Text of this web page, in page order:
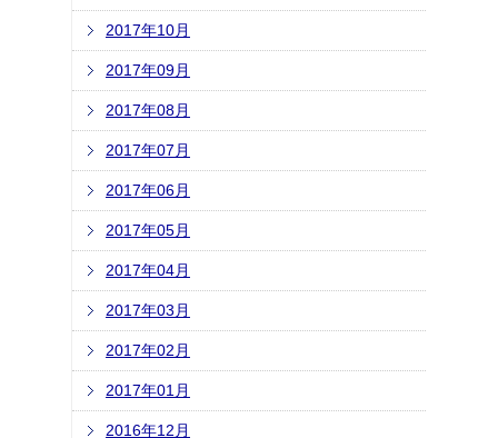
2017年10月
2017年09月
2017年08月
2017年07月
2017年06月
2017年05月
2017年04月
2017年03月
2017年02月
2017年01月
2016年12月